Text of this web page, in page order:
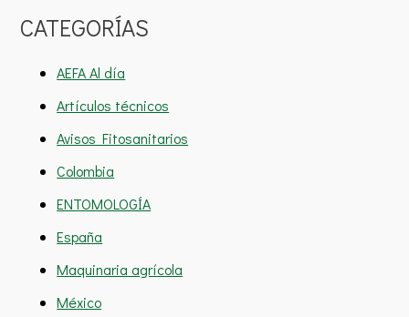
CATEGORÍAS
AEFA Al día
Artículos técnicos
Avisos Fitosanitarios
Colombia
ENTOMOLOGÍA
España
Maquinaria agrícola
México